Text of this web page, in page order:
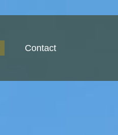
Contact